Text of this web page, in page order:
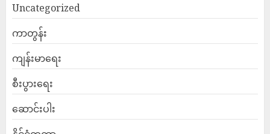
Uncategorized
ကာတွန်း
ကျန်းမာရေး
စီးပွားရေး
ဆောင်းပါး